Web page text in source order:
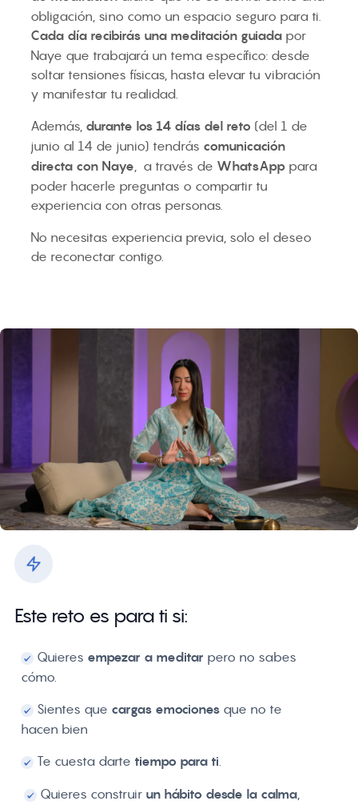
obligación, sino como un espacio seguro para ti.
Cada día recibirás una meditación guiada por
Naye que trabajará un tema específico: desde
soltar tensiones físicas, hasta elevar tu vibración
y manifestar tu realidad.
Además, durante los 14 días del reto (del 1 de
junio al 14 de junio) tendrás comunicación
directa con Naye , a través de WhatsApp para
poder hacerle preguntas o compartir tu
experiencia con otras personas.
No necesitas experiencia previa, solo el deseo
de reconectar contigo.
Este reto es para ti si:
Quieres empezar a meditar pero no sabes
cómo.
Sientes que cargas emociones que no te
hacen bien
Te cuesta darte tiempo para ti
Quieres construir un hábito desde la calma